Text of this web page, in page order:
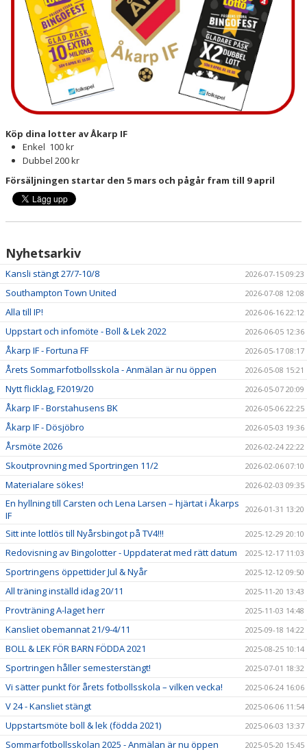
Köp dina lotter av Åkarp IF
Enkel 100 kr
Dubbel 200 kr
Försäljningen startar den 5 mars och pågår fram till 9 april
Nyhetsarkiv
Kansli stängt 27/7-10/8 2026-07-15 09:23
Southampton Town United 2026-07-08 12:08
Alla till IP! 2026-06-16 22:12
Uppstart och infomöte - Boll & Lek 2022 2026-06-05 12:36
Åkarp IF - Fortuna FF 2026-05-17 08:17
Årets Sommarfotbollsskola - Anmälan är nu öppen 2026-05-08 15:21
Nytt flicklag, F2019/20 2026-05-07 20:09
Åkarp IF - Borstahusens BK 2026-05-06 22:25
Åkarp IF - Dösjöbro 2026-05-03 19:36
Årsmöte 2026 2026-02-24 22:22
Skoutprovning med Sportringen 11/2 2026-02-06 07:10
Materialare sökes! 2026-02-03 09:35
En hyllning till Carsten och Lena Larsen – hjärtat i Åkarps
IF
2026-01-31 13:20
Sitt inte lottlös till Nyårsbingot på TV4!!! 2025-12-29 20:10
Redovisning av Bingolotter - Uppdaterat med rätt datum 2025-12-17 11:03
Sportringens öppettider Jul & Nyår 2025-12-12 09:50
All träning inställd idag 20/11 2025-11-20 13:43
Provträning A-laget herr 2025-11-03 14:48
Kansliet obemannat 21/9-4/11 2025-09-18 14:22
BOLL & LEK FÖR BARN FÖDDA 2021 2025-08-25 10:14
Sportringen håller semesterstängt! 2025-07-01 18:32
Vi sätter punkt för årets fotbollsskola – vilken vecka! 2025-06-24 16:06
V 24 - Kansliet stängt 2025-06-06 11:54
Uppstartsmöte boll & lek (födda 2021) 2025-06-03 13:37
Sommarfotbollsskolan 2025 - Anmälan är nu öppen 2025-05-20 15:45